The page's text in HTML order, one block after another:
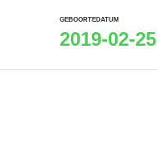
GEBOORTEDATUM
2019-02-25